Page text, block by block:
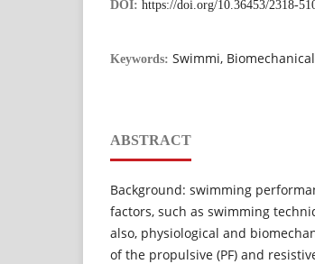
DOI: https://doi.org/10.36453/2318-
Keywords: Swimmi,
ABSTRACT
Background: swimming
factors, such as swimming
also, physiological and
of the propulsive (PF) and